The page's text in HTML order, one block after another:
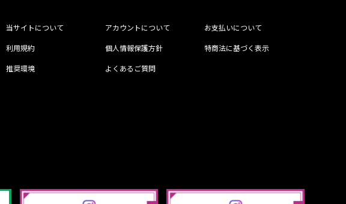
当サイトについて アカウントについて
お支払いについて
利用規約
個人情報保護方針
特商法に基づく表示
推奨環境
よくあるご質問